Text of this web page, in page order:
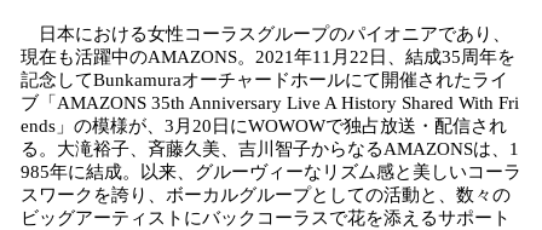
日本における女性コーラスグループのパイオニアであり、
現在も活躍中のAMAZONS。2021年11月22日、結成35周年を
記念してBunkamuraオーチャードホールにて開催されたライ
ブ「AMAZONS 35th Anniversary Live A History Shared With Fri
ends」の模様が、3月20日にWOWOWで独占放送・配信され
る。大滝裕子、斉藤久美、吉川智子からなるAMAZONSは、1
985年に結成。以来、グルーヴィーなリズム感と美しいコーラ
スワークを誇り、ボーカルグループとしての活動と、数々の
ビッグアーティストにバックコーラスで花を添えるサポート